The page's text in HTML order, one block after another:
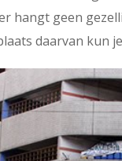
hangt geen
daarvan kun